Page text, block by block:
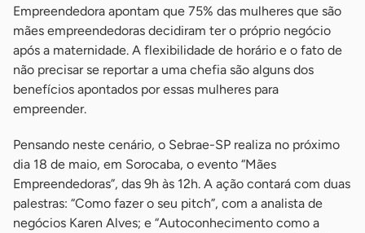
Empreendedora apontam que 75% das mulheres que são
mães empreendedoras decidiram ter o próprio negócio
após a maternidade. A flexibilidade de horário e o fato de
não precisar se reportar a uma chefia são alguns dos
benefícios apontados por essas mulheres para
empreender.
Pensando neste cenário, o Sebrae-SP realiza no próximo
dia 18 de maio, em Sorocaba, o evento “Mães
Empreendedoras”, das 9h às 12h. A ação contará com duas
palestras: “Como fazer o seu pitch”, com a analista de
negócios Karen Alves; e “Autoconhecimento como a